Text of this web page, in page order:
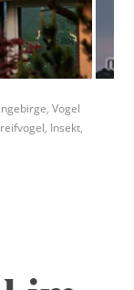
,Vogel
, Insekt,